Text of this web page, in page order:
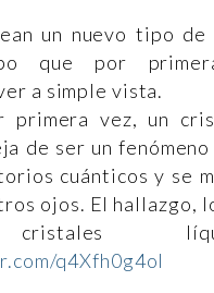
un nuevo tipo de
que por
a simple vista.
vez, un
de ser un
cuánticos y se
ojos. El hallazgo,
q4Xfh0g4oI